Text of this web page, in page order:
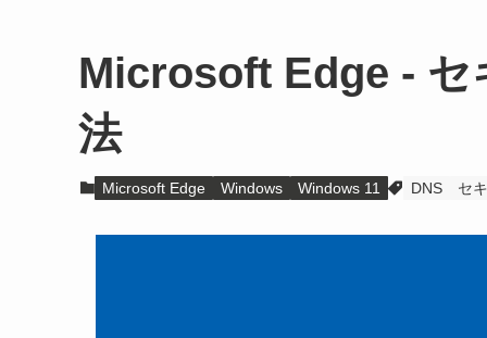
Microsoft Edge - セ
法
Microsoft Edge Windows Windows 11 DNS セ